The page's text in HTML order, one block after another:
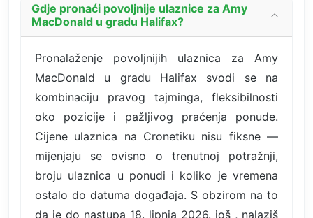
Gdje pronaći povoljnije ulaznice za Amy
MacDonald u gradu Halifax?
Pronalaženje povoljnijih ulaznica za Amy
MacDonald u gradu Halifax svodi se na
kombinaciju pravog tajminga, fleksibilnosti
oko pozicije i pažljivog praćenja ponude.
Cijene ulaznica na Cronetiku nisu fiksne —
mijenjaju se ovisno o trenutnoj potražnji,
broju ulaznica u ponudi i koliko je vremena
ostalo do datuma događaja. S obzirom na to
da je do nastupa 18. lipnja 2026. još , nalaziš